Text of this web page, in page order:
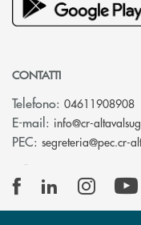
CONTATTI
Telefono: 04611908908
E-mail: info@cr-
PEC: segreteria@pec.cr-